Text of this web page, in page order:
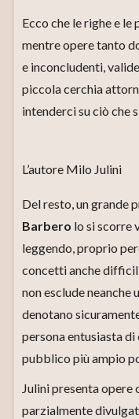
Ecco che le righe e
mentre opere tanto
e inconcludenti,
piccola cerchia
intenderci su ciò che
L’autore Milo Julini
Del resto, un grande
Barbero lo si scorre
leggendo, proprio
concetti anche
non esclude neanche
denotano
persona entusiasta
pubblico più ampio
Julini presenta opere
parzialmente